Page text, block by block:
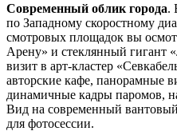
Современный облик города.
по Западному скоростному
смотровых площадок вы
Арену» и стеклянный гигант
визит в арт-кластер
авторские кафе, панорамные
динамичные кадры паромов,
Вид на современный
для фотосессии.